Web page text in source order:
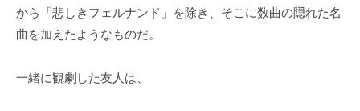
から「悲しきフェルナンド」を除き、そこに数曲の隠れた名
曲を加えたようなものだ。
一緒に観劇した友人は、